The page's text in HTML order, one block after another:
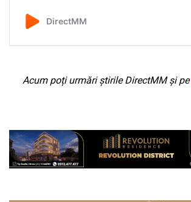
Acum poți urmări știrile DirectMM și pe